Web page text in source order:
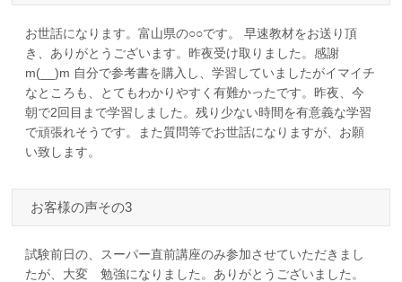
お世話になります。富山県の○○です。 早速教材をお送り頂
き、ありがとうございます。昨夜受け取りました。感謝
m(__)m 自分で参考書を購入し、学習していましたがイマイチ
なところも、とてもわかりやすく有難かったです。昨夜、今
朝で2回目まで学習しました。残り少ない時間を有意義な学習
で頑張れそうです。また質問等でお世話になりますが、お願
い致します。
お客様の声その3
試験前日の、スーパー直前講座のみ参加させていただきまし
たが、大変 勉強になりました。ありがとうございました。